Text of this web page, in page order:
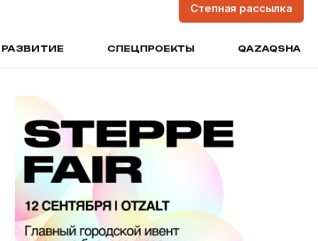
Степная рассылка
РАЗВИТИЕ СПЕЦПРОЕКТЫ QAZAQSHA